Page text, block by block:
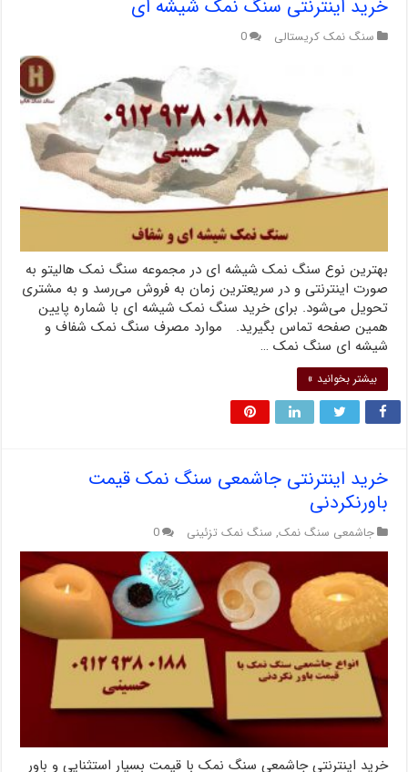
خرید اینترنتی سنگ نمک شیشه ای
سنگ نمک کریستالی 0
بهترین نوع سنگ نمک شیشه‌ ای در مجموعه سنگ نمک هالیتو به
صورت اینترنتی و در سریعترین زمان به فروش می‌رسد و به مشتری
تحویل می‌شود. برای خرید سنگ نمک شیشه ای با شماره پایین
همین صفحه تماس بگیرید. موارد مصرف سنگ نمک شفاف و
شیشه ای سنگ نمک …
بیشتر بخوانید »
خرید اینترنتی جاشمعی سنگ نمک قیمت
باورنکردنی
جاشمعی سنگ نمک, سنگ نمک تزئینی 0
خرید اینترنتی جاشمعی سنگ نمک با قیمت بسیار استثنایی و باور